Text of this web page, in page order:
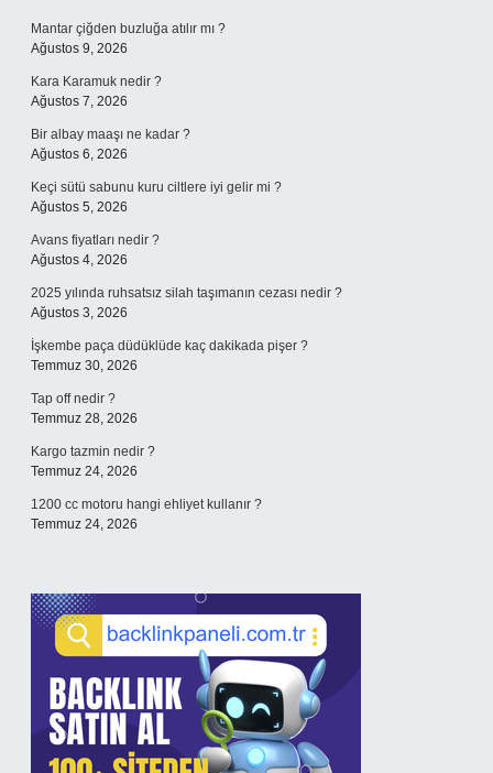
Mantar çiğden buzluğa atılır mı ?
Ağustos 9, 2026
Kara Karamuk nedir ?
Ağustos 7, 2026
Bir albay maaşı ne kadar ?
Ağustos 6, 2026
Keçi sütü sabunu kuru ciltlere iyi gelir mi ?
Ağustos 5, 2026
Avans fiyatları nedir ?
Ağustos 4, 2026
2025 yılında ruhsatsız silah taşımanın cezası nedir ?
Ağustos 3, 2026
İşkembe paça düdüklüde kaç dakikada pişer ?
Temmuz 30, 2026
Tap off nedir ?
Temmuz 28, 2026
Kargo tazmin nedir ?
Temmuz 24, 2026
1200 cc motoru hangi ehliyet kullanır ?
Temmuz 24, 2026